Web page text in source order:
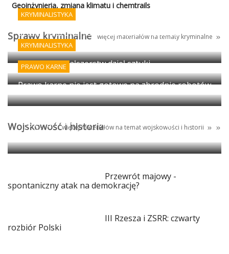
Geoinżynieria, zmiana klimatu i chemtrails
Sprawy kryminalne więcej materiałów na tematy kryminalne
KRYMINALISTYKA
Sztuka fałszowania podpisów i AI - koniec
porządku prawnego?
KRYMINALISTYKA
Wykrywanie fałszerstw dzieł sztuki
PRAWO KARNE
Prawo karne nie jest gotowe na zbrodnie robotów
Wojskowość i historia
więcej materiałów na tematwojskowości i historii
Egipt: granica między antyczną propagandą i
magią
Przewrót majowy -
spontaniczny atak na demokrację?
III Rzesza i ZSRR: czwarty
rozbiór Polski